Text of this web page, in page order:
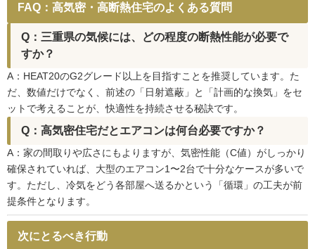
FAQ：高気密・高断熱住宅のよくある質問
Q：三重県の気候には、どの程度の断熱性能が必要で
すか？
A：HEAT20のG2グレード以上を目指すことを推奨しています。た
だ、数値だけでなく、前述の「日射遮蔽」と「計画的な換気」をセ
ットで考えることが、快適性を持続させる秘訣です。
Q：高気密住宅だとエアコンは何台必要ですか？
A：家の間取りや広さにもよりますが、気密性能（C値）がしっかり
確保されていれば、大型のエアコン1〜2台で十分なケースが多いで
す。ただし、冷気をどう各部屋へ送るかという「循環」の工夫が前
提条件となります。
次にとるべき行動